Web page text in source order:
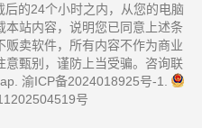
的24个小时之内，从您的电脑
本站内容，说明您已同意上述条
卖软件，所有内容不作为商业
甄别，谨防上当受骗。咨询联
渝ICP备2024018925号-1
号